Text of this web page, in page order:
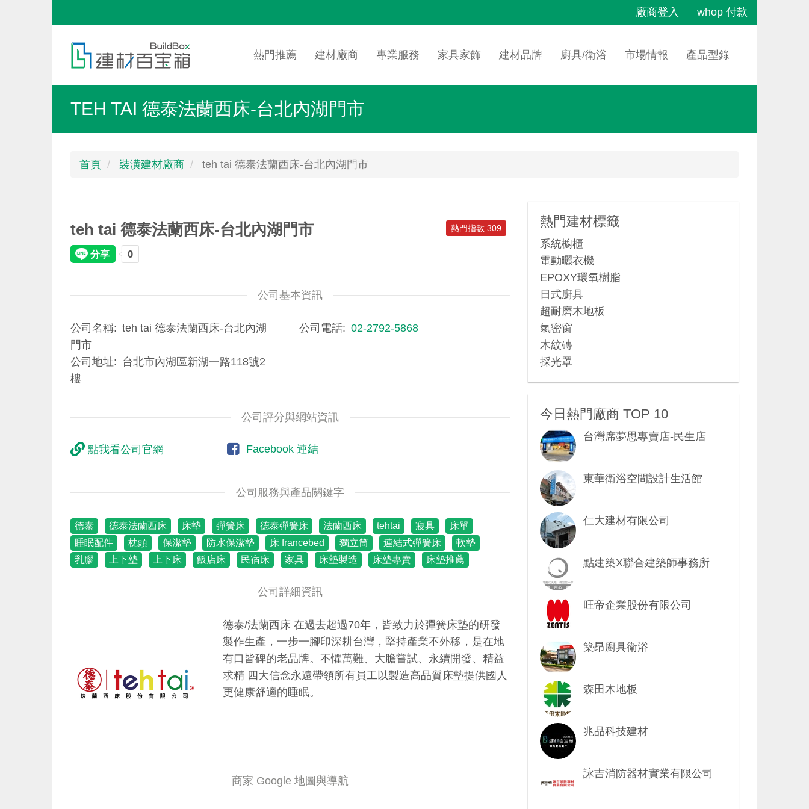
廠商登入
whop 付款
menu
navigation
熱門推薦 建材廠商 專業服務 家具家飾 建材品牌 廚具/衛浴 市場情報 產品型錄
TEH TAI 德泰法蘭西床-台北內湖門市
首頁 裝潢建材廠商 teh tai 德泰法蘭西床-台北內湖門市
teh tai 德泰法蘭西床-台北內湖門市 熱門指數 309
公司基本資訊
公司名稱
teh tai 德泰法蘭西床-台北內湖
門市
公司地址
台北市內湖區新湖一路118號2
樓
公司電話 02-2792-5868
公司評分與網站資訊
點我看公司官網 Facebook 連結
公司服務與產品關鍵字
德泰 德泰法蘭西床 床墊 彈簧床 德泰彈簧床 法蘭西床 tehtai 寢具
床單
睡眠配件
枕頭 保潔墊 防水保潔墊 床 francebed 獨立筒 連結式彈簧床
軟墊
乳膠
上下墊 上下床 飯店床 民宿床 家具 床墊製造 床墊專賣 床墊推薦
公司詳細資訊
德泰/法蘭西床 在過去超過70年，皆致力於彈簧床墊的研發
製作生產，一步一腳印深耕台灣，堅持產業不外移，是在地
有口皆碑的老品牌。不懼萬難、大膽嘗試、永續開發、精益
求精 四大信念永遠帶領所有員工以製造高品質床墊提供國人
更健康舒適的睡眠。
商家 Google 地圖與導航
熱門建材標籤
系統櫥櫃
電動曬衣機
EPOXY環氧樹脂
日式廚具
超耐磨木地板
氣密窗
木紋磚
採光罩
今日熱門廠商 TOP 10
台灣席夢思專賣店-民生店
東華衛浴空間設計生活館
仁大建材有限公司
點建築X聯合建築師事務所
旺帝企業股份有限公司
築昂廚具衛浴
森田木地板
兆品科技建材
詠吉消防器材實業有限公司